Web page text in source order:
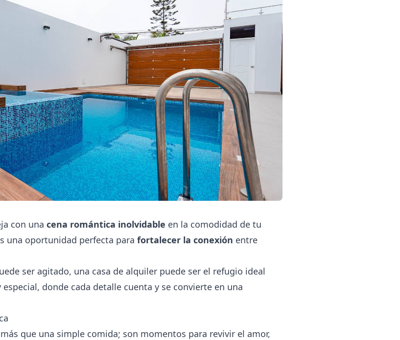
con una cena romántica inolvidable en la comodidad de tu
una oportunidad perfecta para fortalecer la conexión entre
ser agitado, una casa de alquiler puede ser el refugio ideal
donde cada detalle cuenta y se convierte en una
que una simple comida; son momentos para revivir el amor,